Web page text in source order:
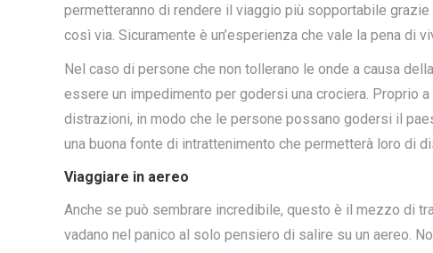
permetteranno di rendere il viaggio più sopportabile
così via. Sicuramente è un’esperienza che vale la pena di
Nel caso di persone che non tollerano le onde a causa
essere un impedimento per godersi una crociera. Proprio
distrazioni, in modo che le persone possano godersi il
una buona fonte di intrattenimento che permetterà loro di
Viaggiare in aereo
Anche se può sembrare incredibile, questo è il mezzo di
vadano nel panico al solo pensiero di salire su un aereo.